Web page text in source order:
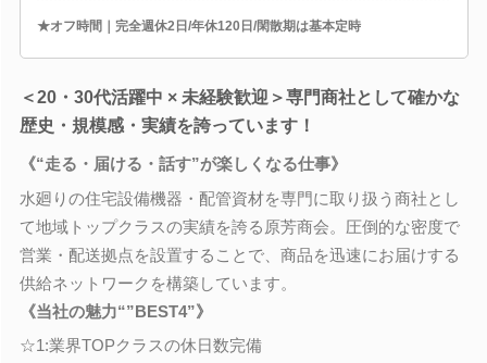
★オフ時間｜完全週休2日/年休120日/閑散期は基本定時
＜20・30代活躍中 × 未経験歓迎＞専門商社として確かな
歴史・規模感・実績を誇っています！
《“走る・届ける・話す”が楽しくなる仕事》
水廻りの住宅設備機器・配管資材を専門に取り扱う商社とし
て地域トップクラスの実績を誇る原芳商会。圧倒的な密度で
営業・配送拠点を設置することで、商品を迅速にお届けする
供給ネットワークを構築しています。
《当社の魅力“”BEST4”》
☆1:業界TOPクラスの休日数完備